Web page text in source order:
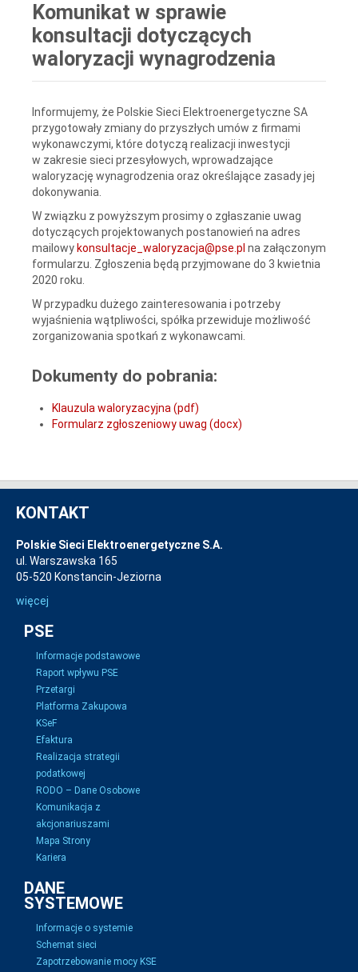
Komunikat w sprawie
konsultacji dotyczących
waloryzacji wynagrodzenia
Informujemy, że Polskie Sieci Elektroenergetyczne SA
przygotowały zmiany do przyszłych umów z firmami
wykonawczymi, które dotyczą realizacji inwestycji
w zakresie sieci przesyłowych, wprowadzające
waloryzację wynagrodzenia oraz określające zasady jej
dokonywania.
W związku z powyższym prosimy o zgłaszanie uwag
dotyczących projektowanych postanowień na adres
mailowy konsultacje_waloryzacja@pse.pl na załączonym
formularzu. Zgłoszenia będą przyjmowane do 3 kwietnia
2020 roku.
W przypadku dużego zainteresowania i potrzeby
wyjaśnienia wątpliwości, spółka przewiduje możliwość
zorganizowania spotkań z wykonawcami.
Dokumenty do pobrania:
Klauzula waloryzacyjna (pdf)
Formularz zgłoszeniowy uwag (docx)
KONTAKT
Polskie Sieci Elektroenergetyczne S.A.
ul. Warszawska 165
05-520 Konstancin-Jeziorna
więcej
PSE
Informacje podstawowe
Raport wpływu PSE
Przetargi
Platforma Zakupowa
KSeF
Efaktura
Realizacja strategii
podatkowej
RODO – Dane Osobowe
Komunikacja z
akcjonariuszami
Mapa Strony
Kariera
DANE
SYSTEMOWE
Informacje o systemie
Schemat sieci
Zapotrzebowanie mocy KSE